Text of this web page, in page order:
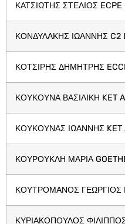
ΚΑΤΣΙΩΤΗΣ ΣΤΕΛΙΟΣ ECPE
ΚΟΝΔΥΛΑΚΗΣ ΙΩΑΝΝΗΣ C2
ΚΟΤΣΙΡΗΣ ΔΗΜΗΤΡΗΣ
ΚΟΥΚΟΥΝΑ ΒΑΣΙΛΙΚΗ KET
ΚΟΥΚΟΥΝΑΣ ΙΩΑΝΝΗΣ KET
ΚΟΥΡΟΥΚΛΗ ΜΑΡΙΑ
ΚΟΥΤΡΟΜΑΝΟΣ ΓΕΩΡΓΙΟΣ
ΚΥΡΙΑΚΟΠΟΥΛΟΣ ΦΙΛΙΠΠΟΣ